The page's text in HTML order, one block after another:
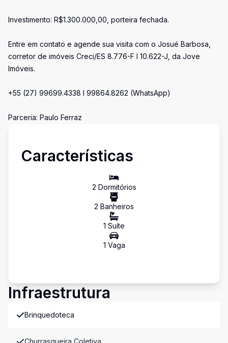
Investimento: R$1.300.000,00, porteira fechada.
Entre em contato e agende sua visita com o Josué Barbosa,
corretor de imóveis Creci/ES 8.776-F I 10.622-J, da Jove
Imóveis.
+55 (27) 99699.4338 I 99864.8262 (WhatsApp)
Parceria: Paulo Ferraz
Características
2 Dormitórios
2 Banheiros
1 Suíte
1 Vaga
Infraestrutura
Brinquedoteca
Churrasqueira Coletiva